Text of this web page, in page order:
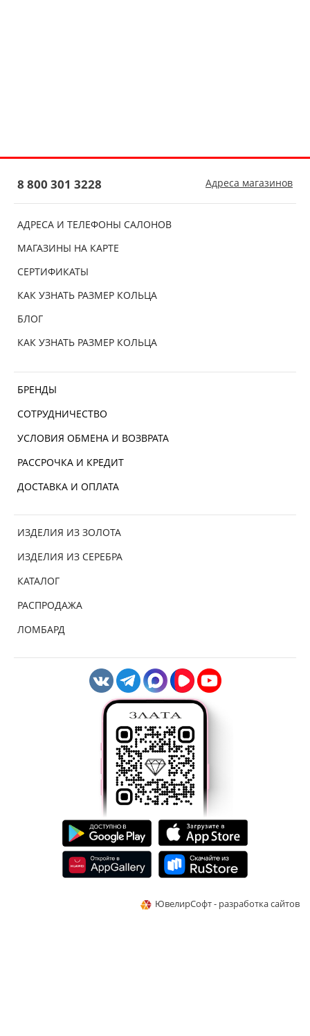
АДРЕСА И ТЕЛЕФОНЫ САЛОНОВ
МАГАЗИНЫ НА КАРТЕ
СЕРТИФИКАТЫ
КАК УЗНАТЬ РАЗМЕР КОЛЬЦА
БЛОГ
КАК УЗНАТЬ РАЗМЕР КОЛЬЦА
БРЕНДЫ
СОТРУДНИЧЕСТВО
УСЛОВИЯ ОБМЕНА И ВОЗВРАТА
РАССРОЧКА И КРЕДИТ
ДОСТАВКА И ОПЛАТА
ИЗДЕЛИЯ ИЗ ЗОЛОТА
ИЗДЕЛИЯ ИЗ СЕРЕБРА
КАТАЛОГ
РАСПРОДАЖА
ЛОМБАРД
8 800 301 3228 Адреса магазинов
ЮвелирСофт - разработка сайтов